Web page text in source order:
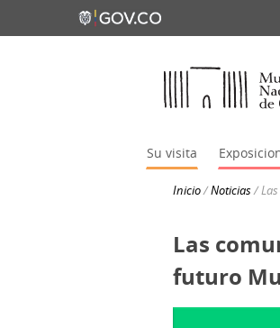
Su visita
Inicio/Noticias/
Las
futuro